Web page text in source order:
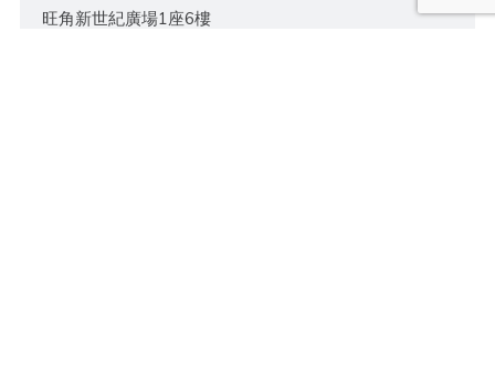
旺角新世紀廣場1座6樓